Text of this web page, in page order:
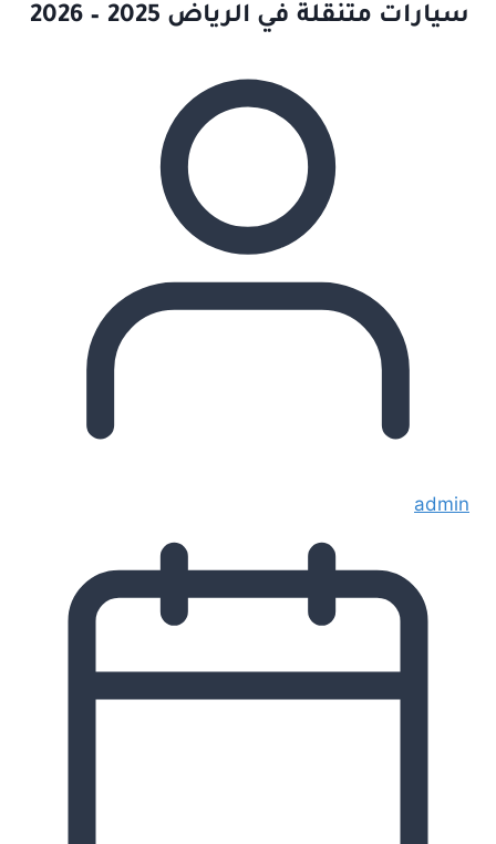
سيارات متنقلة في الرياض 2025 – 2026
admin